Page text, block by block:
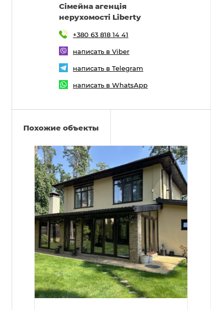
Cімейна агенція
нерухомості Liberty
+380 63 818 14 41
написать в Viber
написать в Telegram
написать в WhatsApp
Похожие объекты